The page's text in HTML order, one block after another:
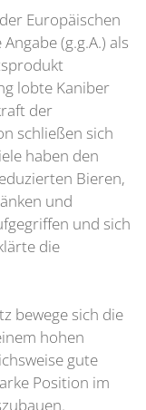
Europäischen
(g.g.A.) als
lobte Kaniber
der
schließen sich
haben den
Bieren,
und
und sich
die
bewege sich die
hohen
gute
Position im